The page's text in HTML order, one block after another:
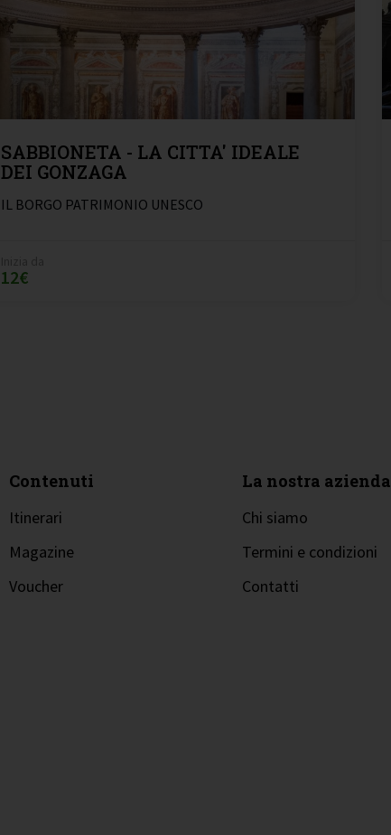
SABBIONETA - LA CITTA' IDEALE
DEI GONZAGA
IL BORGO PATRIMONIO UNESCO
12€
Contenuti
Itinerari
Magazine
Voucher
La nostra azienda
Chi siamo
Termini e condizioni
Contatti